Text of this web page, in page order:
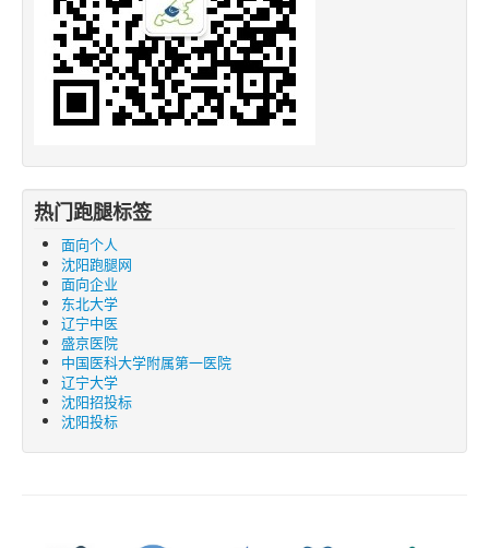
热门跑腿标签
面向个人
沈阳跑腿网
面向企业
东北大学
辽宁中医
盛京医院
中国医科大学附属第一医院
辽宁大学
沈阳招投标
沈阳投标